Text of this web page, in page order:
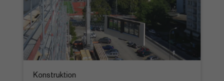
Konstruktion